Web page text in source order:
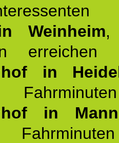
Weinheim,
in
in